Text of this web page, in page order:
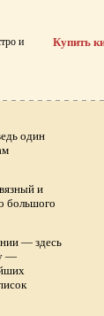
и
Купить
один
и
большого
— здесь
—